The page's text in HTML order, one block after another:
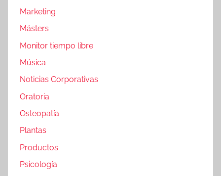
Marketing
Másters
Monitor tiempo libre
Música
Noticias Corporativas
Oratoria
Osteopatía
Plantas
Productos
Psicología